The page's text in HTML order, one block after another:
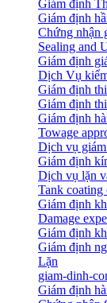
Giám định
​Giám định
Chứng nhận
Sealing and
Giám định
Dịch Vụ
Giám định
Giám định
Giám định
Towage
Dịch vụ
Giám định
Dịch vụ lặn
Tank coating
Giám định
Damage
Giám định
Giám định
Lặn
giam-dinh-
Giám định